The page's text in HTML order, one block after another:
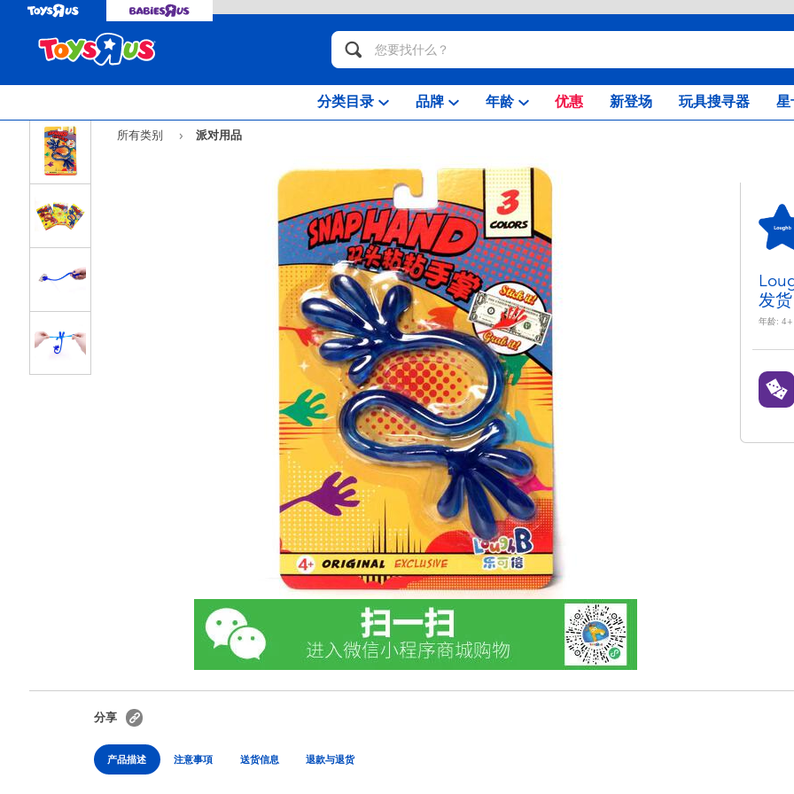
分类目录 品牌 年龄 优惠 新登场 玩具搜寻器 星
所有类别 派对用品
发货
年龄: 4+
分享
产品描述 注意事項 送货信息 退款与退货